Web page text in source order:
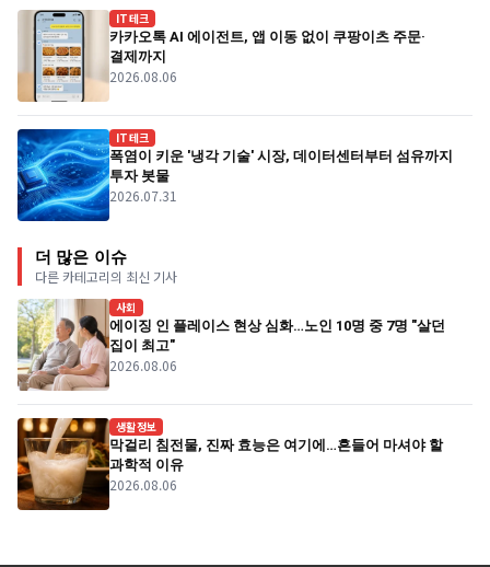
IT테크
카카오톡 AI 에이전트, 앱 이동 없이 쿠팡이츠 주문·
결제까지
2026.08.06
IT테크
폭염이 키운 '냉각 기술' 시장, 데이터센터부터 섬유까지
투자 봇물
2026.07.31
더 많은 이슈
다른 카테고리의 최신 기사
사회
에이징 인 플레이스 현상 심화…노인 10명 중 7명 "살던
집이 최고"
2026.08.06
생활정보
막걸리 침전물, 진짜 효능은 여기에…흔들어 마셔야 할
과학적 이유
2026.08.06